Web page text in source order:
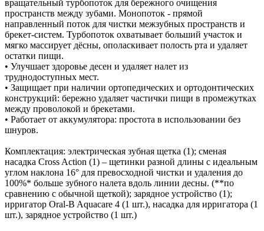
вращательный турбопоток для бережного очищения
пространств между зубами. Монопоток - прямой
направленный поток для чистки межзубных пространств и
брекет-систем. Турбопоток охватывает больший участок и
мягко массирует дёсны, ополаскивает полость рта и удаляет
остатки пищи.
• Улучшает здоровье десен и удаляет налет из
труднодоступных мест.
• Защищает при наличии ортопедических и ортодонтических
конструкций: бережно удаляет частички пищи в промежутках
между проволокой и брекетами.
• Работает от аккумулятора: простота в использовании без
шнуров.
Комплектация: электрическая зубная щетка (1); сменая
насадка Cross Action (1) – щетинки разной длины с идеальным
углом наклона 16° для превосходной чистки и удаления до
100%* больше зубного налета вдоль линии десны. (**по
сравнению с обычной щеткой); зарядное устройство (1);
ирригатор Oral-B Aquacare 4 (1 шт.), насадка для ирригатора (1
шт.), зарядное устройство (1 шт.)